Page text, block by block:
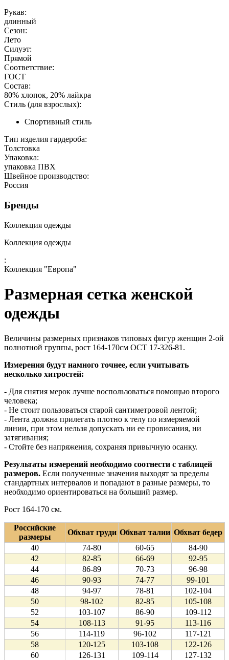
Рукав:
длинный
Сезон:
Лето
Силуэт:
Прямой
Соответствие:
ГОСТ
Состав:
80% хлопок, 20% лайкра
Стиль (для взрослых):
Спортивный стиль
Тип изделия гардероба:
Толстовка
Упаковка:
упаковка ПВХ
Швейное производство:
Россия
Бренды
Коллекция одежды
Коллекция одежды
:
Коллекция "Европа"
Размерная сетка женской
одежды
Величины размерных признаков типовых фигур женщин 2-ой
полнотной группы, рост 164-170см ОСТ 17-326-81.
Измерения будут намного точнее, если учитывать
несколько хитростей:
- Для снятия мерок лучше воспользоваться помощью второго
человека;
- Не стоит пользоваться старой сантиметровой лентой;
- Лента должна прилегать плотно к телу по измеряемой
линии, при этом нельзя допускать ни ее провисания, ни
затягивания;
- Стойте без напряжения, сохраняя привычную осанку.
Результаты измерений необходимо соотнести с таблицей
размеров. Если полученные значения выходят за пределы
стандартных интервалов и попадают в разные размеры, то
необходимо ориентироваться на больший размер.
Рост 164-170 см.
Российские
размеры
Обхват груди Обхват талии Обхват бедер
40
74-80 60-65
84-90
42
82-85 66-69
92-95
44
86-89 70-73
96-98
46
90-93 74-77
99-101
48
94-97 78-81
102-104
50
98-102 82-85
105-108
52
103-107 86-90
109-112
54
108-113 91-95
113-116
56
114-119 96-102
117-121
58
120-125 103-108
122-126
60
126-131 109-114
127-132